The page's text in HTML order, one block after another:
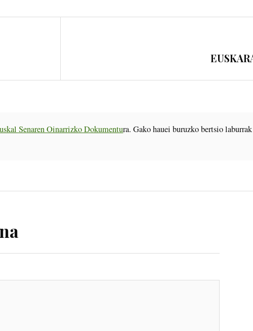
Senaren Oinarrizko Dokumentura. Gako hauei buruzko bertsio